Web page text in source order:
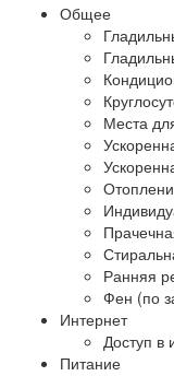
Общее
Места
Ранняя
Фен (по
Интернет
Доступ в
Питание